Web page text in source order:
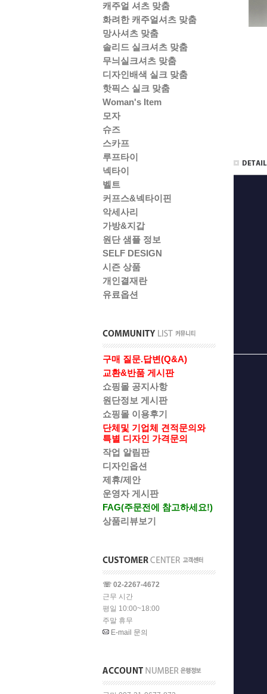
캐주얼 셔츠 맞춤
화려한 캐주얼셔츠 맞춤
망사셔츠 맞춤
솔리드 실크셔츠 맞춤
무늬실크셔츠 맞춤
디자인배색 실크 맞춤
핫픽스 실크 맞춤
Woman's Item
모자
슈즈
스카프
루프타이
넥타이
벨트
커프스&넥타이핀
악세사리
가방&지갑
원단 샘플 정보
SELF DESIGN
시즌 상품
개인결재란
유료옵션
구매 질문.답변(Q&A)
교환&반품 게시판
쇼핑몰 공지사항
원단정보 게시판
쇼핑몰 이용후기
단체및 기업체 견적문의와
특별 디자인 가격문의
작업 알림판
디자인옵션
제휴/제안
운영자 게시판
FAG(주문전에 참고하세요!)
상품리뷰보기
☏ 02-2267-4672
근무 시간
평일 10:00~18:00
주말 휴무
E-mail 문의